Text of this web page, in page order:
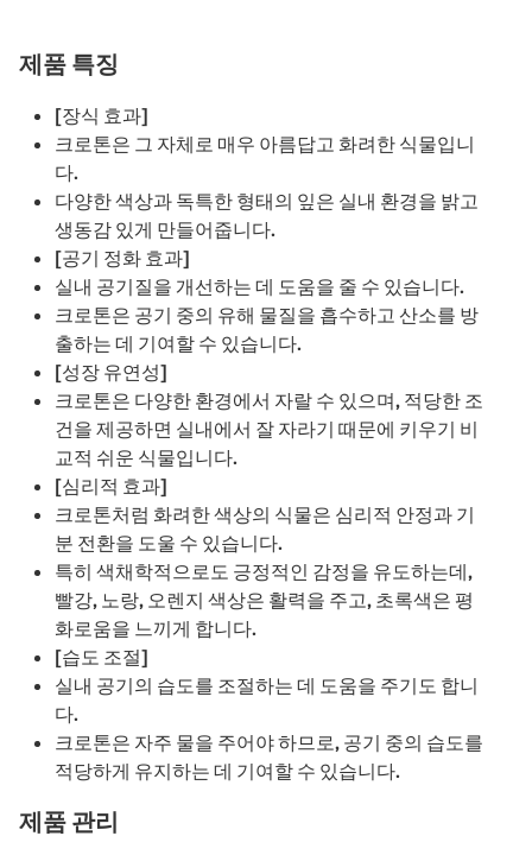
제품 특징
[장식 효과]
크로톤은 그 자체로 매우 아름답고 화려한 식물입니
다.
다양한 색상과 독특한 형태의 잎은 실내 환경을 밝고
생동감 있게 만들어줍니다.
[공기 정화 효과]
실내 공기질을 개선하는 데 도움을 줄 수 있습니다.
크로톤은 공기 중의 유해 물질을 흡수하고 산소를 방
출하는 데 기여할 수 있습니다.
[성장 유연성]
크로톤은 다양한 환경에서 자랄 수 있으며, 적당한 조
건을 제공하면 실내에서 잘 자라기 때문에 키우기 비
교적 쉬운 식물입니다.
[심리적 효과]
크로톤처럼 화려한 색상의 식물은 심리적 안정과 기
분 전환을 도울 수 있습니다.
특히 색채학적으로도 긍정적인 감정을 유도하는데,
빨강, 노랑, 오렌지 색상은 활력을 주고, 초록색은 평
화로움을 느끼게 합니다.
[습도 조절]
실내 공기의 습도를 조절하는 데 도움을 주기도 합니
다.
크로톤은 자주 물을 주어야 하므로, 공기 중의 습도를
적당하게 유지하는 데 기여할 수 있습니다.
제품 관리